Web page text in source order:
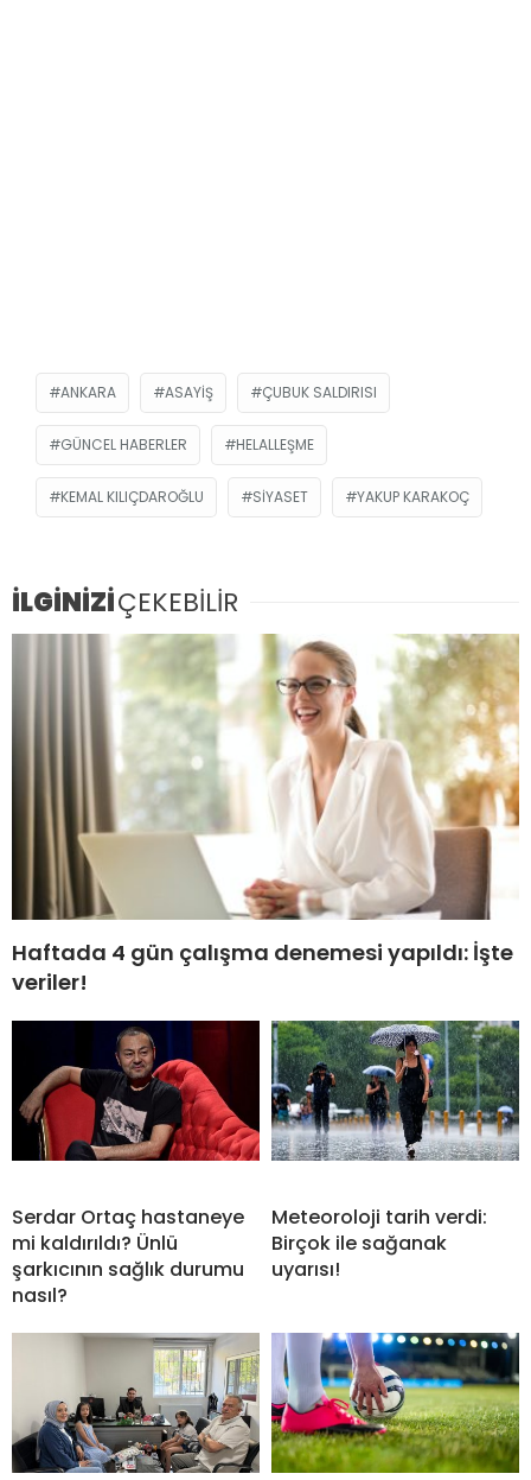
ANKARA ASAYIŞ ÇUBUK SALDIRISI
GÜNCEL HABERLER HELALLEŞME
KEMAL KILIÇDAROĞLU SIYASET YAKUP KARAKOÇ
İLGİNİZİÇEKEBİLİR
Haftada 4 gün çalışma denemesi yapıldı: İşte
veriler!
Serdar Ortaç hastaneye
mi kaldırıldı? Ünlü
şarkıcının sağlık durumu
nasıl?
Meteoroloji tarih verdi:
Birçok ile sağanak
uyarısı!